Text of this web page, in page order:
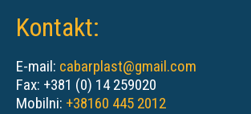
Kontakt:
E-mail: cabarplast@gmail.com
Fax: +381 (0) 14 259020
Mobilni: +38160 445 2012